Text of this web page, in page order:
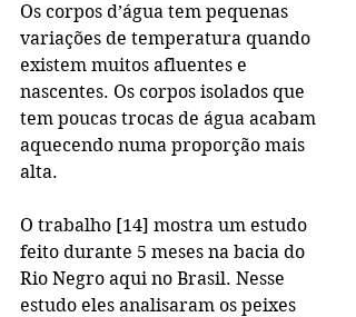
Os corpos d’água tem pequenas
variações de temperatura quando
existem muitos afluentes e
nascentes. Os corpos isolados que
tem poucas trocas de água acabam
aquecendo numa proporção mais
alta.
O trabalho [14] mostra um estudo
feito durante 5 meses na bacia do
Rio Negro aqui no Brasil. Nesse
estudo eles analisaram os peixes